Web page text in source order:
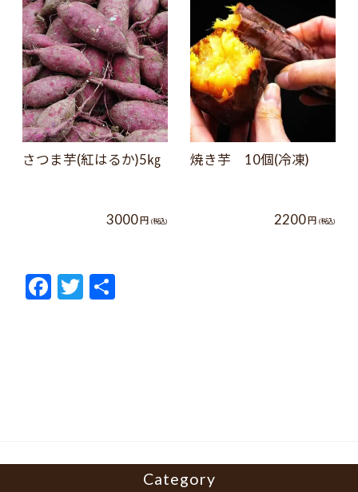
さつま芋(紅はるか)5㎏
3000円 (税込)
焼き芋 10個(冷凍)
2200円 (税込)
F
ac
T
w
Category